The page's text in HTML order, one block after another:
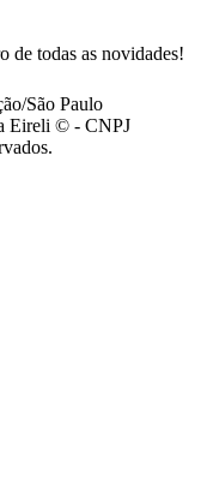
de todas as novidades!
São Paulo
Eireli © - CNPJ